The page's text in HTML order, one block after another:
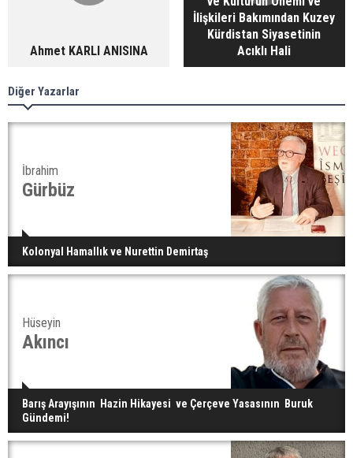
Ahmet KARLI ANISINA
İlişkileri Bakımından Kuzey
Kürdistan Siyasetinin
Acıklı Hali
Diğer Yazarlar
İbrahim
Gürbüz
Kolonyal Hamallık ve Nurettin Demirtaş
Hüseyin
Akıncı
Barış Arayışının Hazin Hikayesi ve Çerçeve Yasasının Buruk
Gündemi!